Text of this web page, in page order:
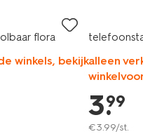
flora
winkels, bekijkalleen
3.
99
€3.99/st.